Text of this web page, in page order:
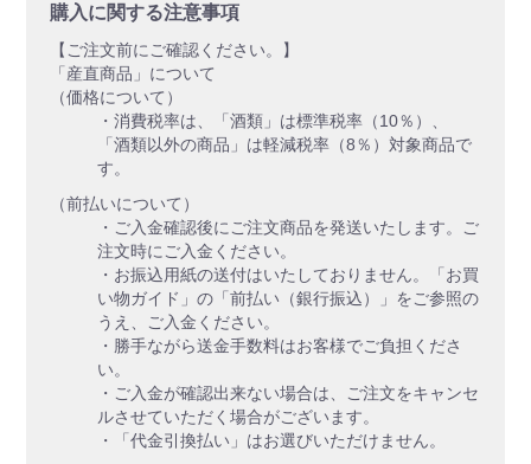
購入に関する注意事項
【ご注文前にご確認ください。】
「産直商品」について
（価格について）
・消費税率は、「酒類」は標準税率（10％）、
「酒類以外の商品」は軽減税率（8％）対象商品で
す。
（前払いについて）
・ご入金確認後にご注文商品を発送いたします。ご
注文時にご入金ください。
・お振込用紙の送付はいたしておりません。「お買
い物ガイド」の「前払い（銀行振込）」をご参照の
うえ、ご入金ください。
・勝手ながら送金手数料はお客様でご負担くださ
い。
・ご入金が確認出来ない場合は、ご注文をキャンセ
ルさせていただく場合がございます。
・「代金引換払い」はお選びいただけません。